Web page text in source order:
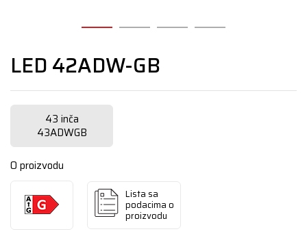
LED 42ADW-GB
43 inča
43ADWGB
O proizvodu
Lista sa
podacima o
proizvodu